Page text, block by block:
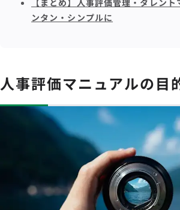
【まとめ】人事評価管理・タレン
ンタン・シンプルに
人事評価マニュアルの目